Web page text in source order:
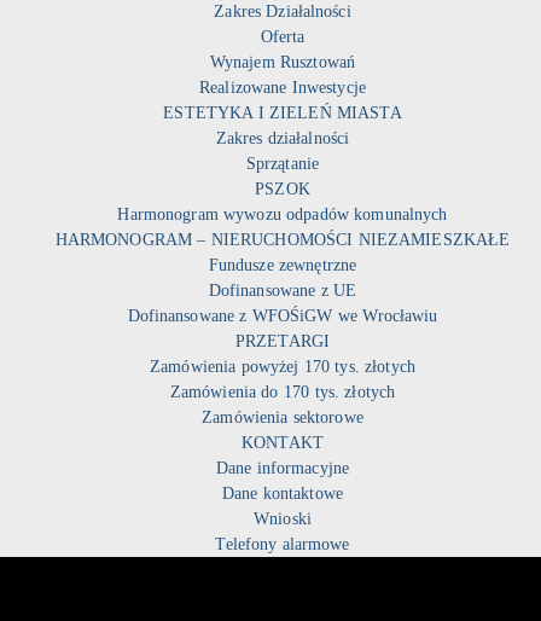
Zakres Działalności
Oferta
Wynajem Rusztowań
Realizowane Inwestycje
ESTETYKA I ZIELEŃ MIASTA
Zakres działalności
Sprzątanie
PSZOK
Harmonogram wywozu odpadów komunalnych
HARMONOGRAM – NIERUCHOMOŚCI NIEZAMIESZKAŁE
Fundusze zewnętrzne
Dofinansowane z UE
Dofinansowane z WFOŚiGW we Wrocławiu
PRZETARGI
Zamówienia powyżej 170 tys. złotych
Zamówienia do 170 tys. złotych
Zamówienia sektorowe
KONTAKT
Dane informacyjne
Dane kontaktowe
Wnioski
Telefony alarmowe